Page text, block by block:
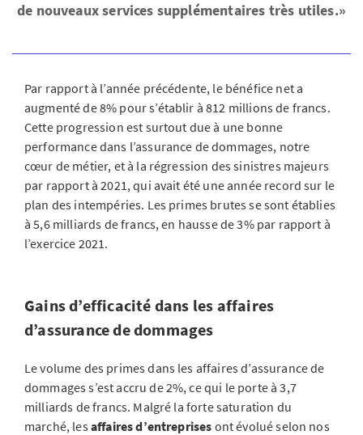
de nouveaux services supplémentaires très utiles.»
Par rapport à l’année précédente, le bénéfice net a
augmenté de 8% pour s’établir à 812 millions de francs.
Cette progression est surtout due à une bonne
performance dans l’assurance de dommages, notre
cœur de métier, et à la régression des sinistres majeurs
par rapport à 2021, qui avait été une année record sur le
plan des intempéries. Les primes brutes se sont établies
à 5,6 milliards de francs, en hausse de 3% par rapport à
l’exercice 2021.
Gains d’efficacité dans les affaires
d’assurance de dommages
Le volume des primes dans les affaires d’assurance de
dommages s’est accru de 2%, ce qui le porte à 3,7
milliards de francs. Malgré la forte saturation du
marché, lesaffaires d’entreprises ont évolué selon nos